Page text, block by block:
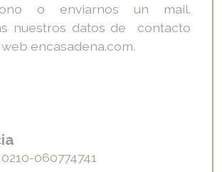
o enviarnos un mail.
nuestros datos de contacto
encasadena.com.
060774741